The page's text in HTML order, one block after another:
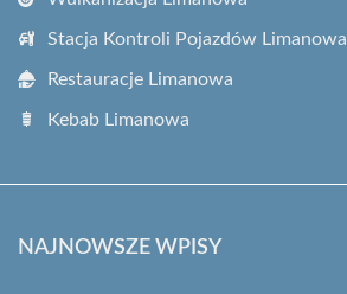
Stacja Kontroli Pojazdów Limanowa
Restauracje Limanowa
Kebab Limanowa
NAJNOWSZE WPISY